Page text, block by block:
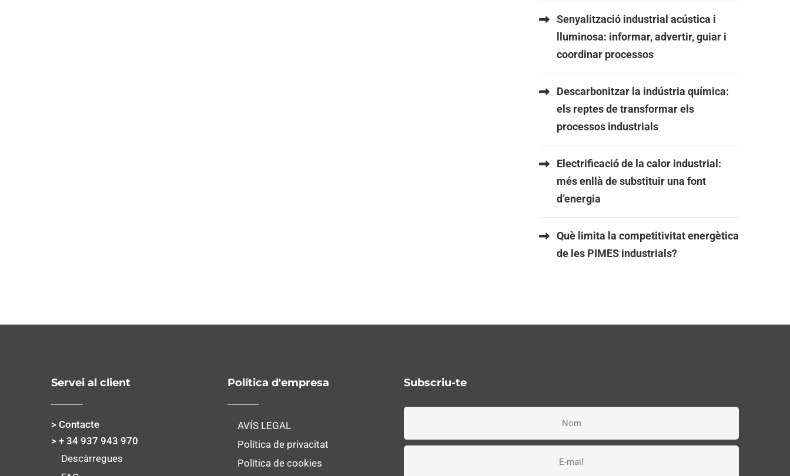
Senyalització industrial acústica i
lluminosa: informar, advertir, guiar i
coordinar processos
Descarbonitzar la indústria química:
els reptes de transformar els
processos industrials
Electrificació de la calor industrial:
més enllà de substituir una font
d’energia
Què limita la competitivitat energètica
de les PIMES industrials?
Servei al client
> Contacte
> + 34 937 943 970
Descàrregues
Política d'empresa
AVÍS LEGAL
Política de privacitat
Política de cookies
Subscriu-te